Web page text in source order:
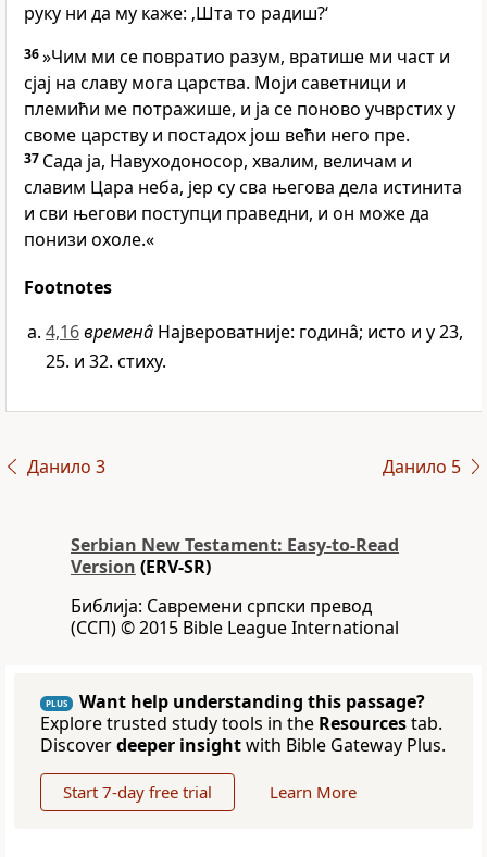
руку ни да му каже: ‚Шта то радиш?‘
36»Чим ми се повратио разум, вратише ми част и
сјај на славу мога царства. Моји саветници и
племићи ме потражише, и ја се поново учврстих у
своме царству и постадох још већи него пре.
37 Сада ја, Навуходоносор, хвалим, величам и
славим Цара неба, јер су сва његова дела истинита
и сви његови поступци праведни, и он може да
понизи охоле.«
Footnotes
4,16временâ Највероватније: годинâ; исто и у 23,
25. и 32. стиху.
Данило 3 Данило 5
Serbian New Testament: Easy-to-Read
Version (ERV-SR)
Библија: Савремени српски превод
(ССП) © 2015 Bible League International
PLUS
Want help understanding this passage?
Explore trusted study tools in the Resourcestab.
Discoverdeeper insightwith Bible Gateway Plus.
Start 7-day free trial Learn More